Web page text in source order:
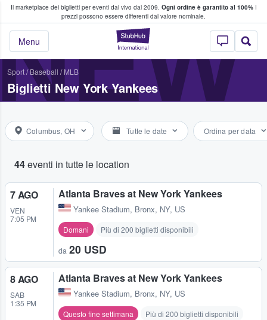
Il marketplace dei biglietti per eventi dal vivo dal 2009. Ogni ordine è garantito al 100%I
prezzi possono essere differenti dal valore nominale.
StubHub - Dove
Menu
fan comprano e vendono biglietti
Sport/Baseball / MLB
Biglietti New York Yankees
Columbus, OH Tutte le date Ordina per data
44eventi in tutte le location
7 AGO
VEN
7:05 PM
Atlanta Braves at New York Yankees
Yankee Stadium, Bronx, NY, US
Domani Più di 200 biglietti disponibili
da 20 USD
8 AGO
SAB
1:35 PM
Atlanta Braves at New York Yankees
Yankee Stadium, Bronx, NY, US
Questo fine settimana Più di 200 biglietti disponibili